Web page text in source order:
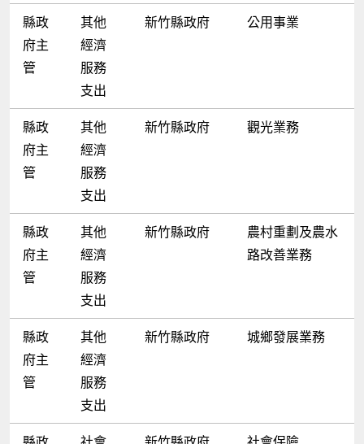
縣政
府主
管
其他
經濟
服務
支出
新竹縣政府 公用事業
縣政
府主
管
其他
經濟
服務
支出
新竹縣政府 觀光業務
縣政
府主
管
其他
經濟
服務
支出
新竹縣政府
農村重劃及農水
路改善業務
縣政
府主
管
其他
經濟
服務
支出
新竹縣政府 城鄉發展業務